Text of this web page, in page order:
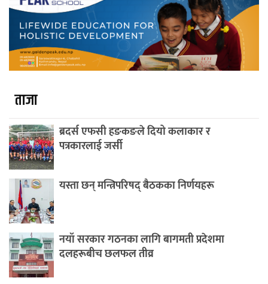
ताजा
ब्रदर्स एफसी हङकङले दियो कलाकार र
पत्रकारलाई जर्सी
यस्ता छन् मन्त्रिपरिषद् बैठकका निर्णयहरू
नयाँ सरकार गठनका लागि बागमती प्रदेशमा
दलहरूबीच छलफल तीव्र